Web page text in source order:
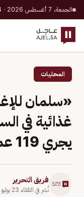
الجمعة، 7 أغسطس 2026 · 24 صفر 1448 هـ
المحليات
غذائية في
يجري 119 عملية جراحية
فريق التحرير
نُشر في الثلاثاء 23 يوليو 2024